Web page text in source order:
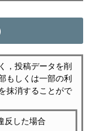
，投稿データを削
もしくは一部の利
抹消することがで
反した場合